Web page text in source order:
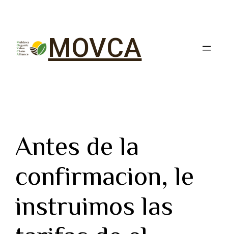
MOVCA
Antes de la
confirmacion, le
instruimos las